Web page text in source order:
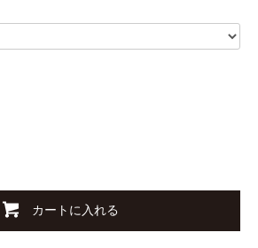
カートに入れる